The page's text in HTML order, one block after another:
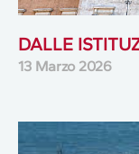
DALLE
13 Marzo 2026